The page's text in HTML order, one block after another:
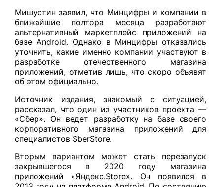
Мишустин заявил, что Минцифры и компании в
ближайшие полтора месяца разработают
альтернативный маркетплейс приложений на
базе Android. Однако в Минцифры отказались
уточнить, какие именно компании участвуют в
разработке отечественного магазина
приложений, отметив лишь, что скоро объявят
об этом официально.
Источник издания, знакомый с ситуацией,
рассказал, что один из участников проекта —
«Сбер». Он ведет разработку на базе своего
корпоративного магазина приложений для
специалистов SberStore.
Вторым вариантом может стать перезапуск
закрывшегося в 2020 году магазина
приложений «Яндекс.Store». Он появился в